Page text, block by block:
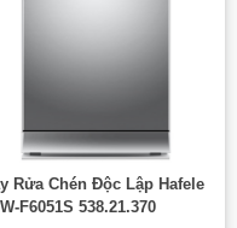
Rửa Chén Độc Lập Hafele
F6051S 538.21.370